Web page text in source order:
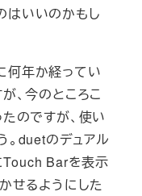
はいいのかもし
何年か経ってい
、今のところこ
のですが、使い
duetのデュアル
Touch Barを表示
せるようにした